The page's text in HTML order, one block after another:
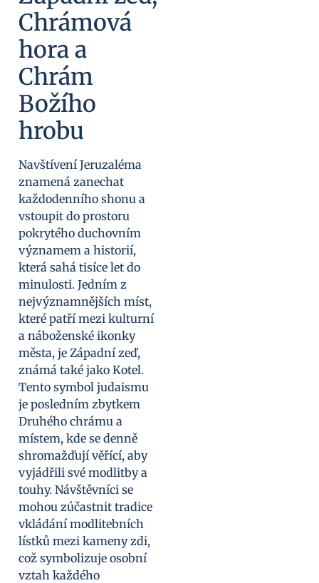
Chrámová
hora a
Chrám
Božího
hrobu
Navštívení Jeruzaléma
znamená zanechat
každodenního shonu a
vstoupit do prostoru
pokrytého duchovním
významem a historií,
která sahá tisíce let do
minulosti. Jedním z
nejvýznamnějších míst,
které patří mezi kulturní
a náboženské ikonky
města, je Západní zeď,
známá také jako Kotel.
Tento symbol judaismu
je posledním zbytkem
Druhého chrámu a
místem, kde se denně
shromažďují věřící, aby
vyjádřili své modlitby a
touhy. Návštěvníci se
mohou zúčastnit tradice
vkládání modlitebních
lístků mezi kameny zdi,
což symbolizuje osobní
vztah každého